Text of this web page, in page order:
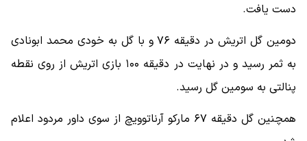
دست یافت.
دومین گل اتریش در دقیقه ۷۶ و با گل به خودی محمد ابونادی
به ثمر رسید و در نهایت در دقیقه ۱۰۰ بازی اتریش از روی نقطه
پنالتی به سومین گل رسید.
همچنین گل دقیقه ۶۷ مارکو آرناتوویچ از سوی داور مردود اعلام